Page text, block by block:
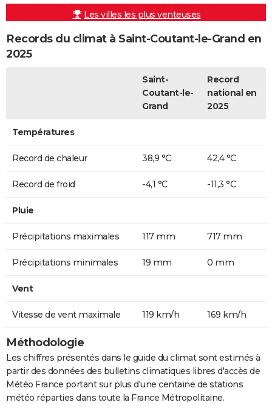
Les villes les plus venteuses
Records du climat à Saint-Coutant-le-Grand en
2025
Saint-
Coutant-le-
Grand
Record
national en
2025
Températures
Record de chaleur 38,9 °C 42,4 °C
Record de froid -4,1 °C -11,3 °C
Pluie
Précipitations maximales 117 mm 717 mm
Précipitations minimales 19 mm 0 mm
Vent
Vitesse de vent maximale 119 km/h 169 km/h
Méthodologie
Les chiffres présentés dans le guide du climat sont estimés à
partir des données des bulletins climatiques libres d'accès de
Météo France portant sur plus d'une centaine de stations
météo réparties dans toute la France Métropolitaine.